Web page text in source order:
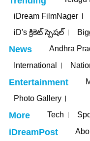
iDream FilmNager
iD's క్రికెట్ స్పెషల్
News Andhra
International
Entertainment
Photo Gallery
More Tech
iDreamPost